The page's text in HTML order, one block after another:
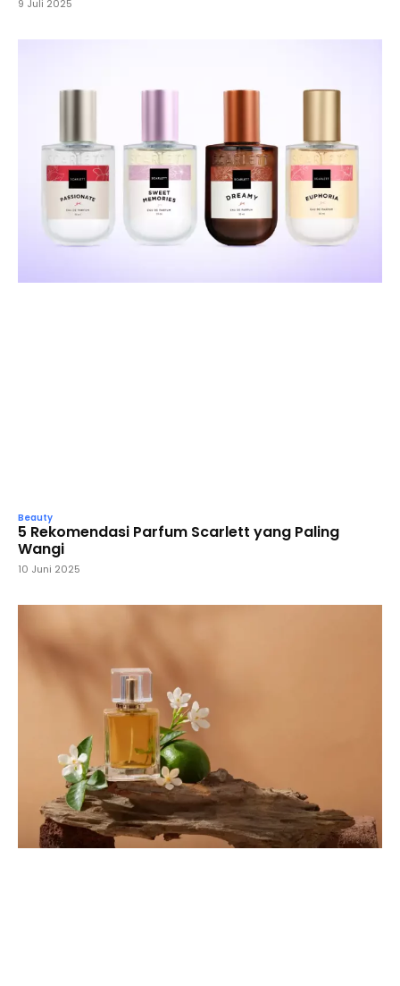
9 Juli 2025
Beauty
5 Rekomendasi Parfum Scarlett yang Paling
Wangi
10 Juni 2025